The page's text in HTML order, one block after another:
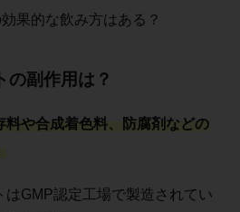
果的な飲み方はある？
の副作用は？
料や合成着色料、防腐剤などの
はGMP認定工場で製造されてい